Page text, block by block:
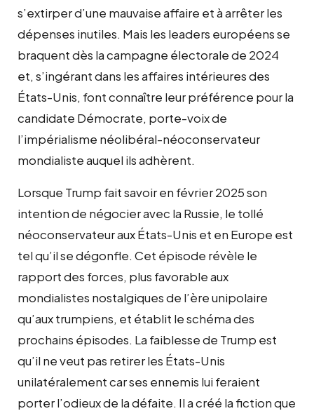
s’extirper d’une mauvaise affaire et à arrêter les
dépenses inutiles. Mais les leaders européens se
braquent dès la campagne électorale de 2024
et, s’ingérant dans les affaires intérieures des
États-Unis, font connaître leur préférence pour la
candidate Démocrate, porte-voix de
l’impérialisme néolibéral-néoconservateur
mondialiste auquel ils adhèrent.
Lorsque Trump fait savoir en février 2025 son
intention de négocier avec la Russie, le tollé
néoconservateur aux États-Unis et en Europe est
tel qu’il se dégonfle. Cet épisode révèle le
rapport des forces, plus favorable aux
mondialistes nostalgiques de l’ère unipolaire
qu’aux trumpiens, et établit le schéma des
prochains épisodes. La faiblesse de Trump est
qu’il ne veut pas retirer les États-Unis
unilatéralement car ses ennemis lui feraient
porter l’odieux de la défaite. Il a créé la fiction que